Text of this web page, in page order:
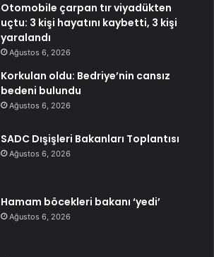
Otomobile çarpan tır viyadükten
uçtu: 3 kişi hayatını kaybetti, 3 kişi
yaralandı
Ağustos 6, 2026
Korkulan oldu: Bedriye’nin cansız
bedeni bulundu
Ağustos 6, 2026
SADC Dışişleri Bakanları Toplantısı
Ağustos 6, 2026
Hamam böcekleri bakanı ‘yedi’
Ağustos 6, 2026